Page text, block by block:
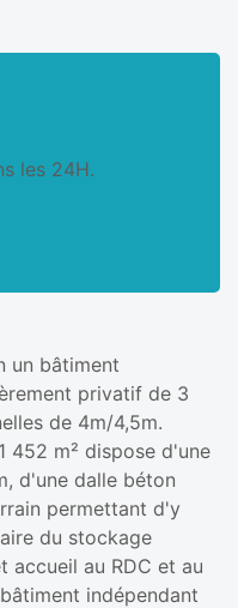
les 24H.
un bâtiment
privatif de 3
de 4m/4,5m.
452 m² dispose d'une
d'une dalle béton
permettant d'y
du stockage
accueil au RDC et au
indépendant